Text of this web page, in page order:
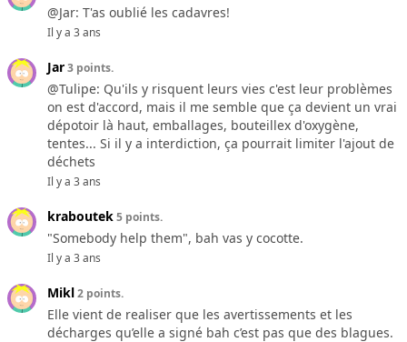
@Jar: T'as oublié les cadavres!
Il y a 3 ans
Jar3 points.
@Tulipe: Qu'ils y risquent leurs vies c'est leur problèmes
on est d'accord, mais il me semble que ça devient un vrai
dépotoir là haut, emballages, bouteillex d'oxygène,
tentes... Si il y a interdiction, ça pourrait limiter l'ajout de
déchets
Il y a 3 ans
kraboutek5 points.
"Somebody help them", bah vas y cocotte.
Il y a 3 ans
Mikl2 points.
Elle vient de realiser que les avertissements et les
décharges qu’elle a signé bah c’est pas que des blagues.